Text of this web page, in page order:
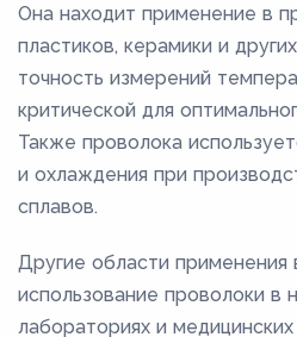
Она находит применение в
пластиков, керамики и
точность измерений
критической для
Также проволока
и охлаждения при
сплавов.
Другие области применения
использование проволоки в
лабораториях и